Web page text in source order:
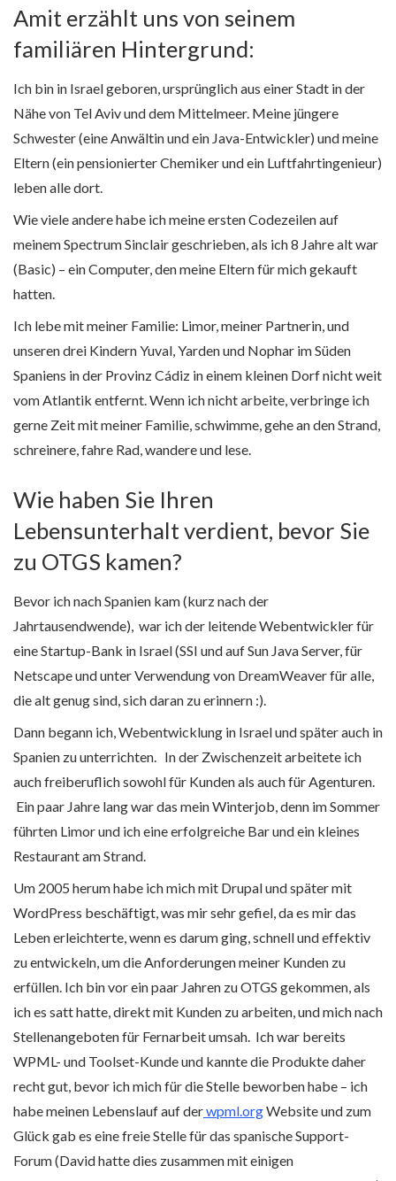
Amit erzählt uns von seinem
familiären Hintergrund:
Ich bin in Israel geboren, ursprünglich aus einer Stadt in der
Nähe von Tel Aviv und dem Mittelmeer. Meine jüngere
Schwester (eine Anwältin und ein Java-Entwickler) und meine
Eltern (ein pensionierter Chemiker und ein Luftfahrtingenieur)
leben alle dort.
Wie viele andere habe ich meine ersten Codezeilen auf
meinem Spectrum Sinclair geschrieben, als ich 8 Jahre alt war
(Basic) – ein Computer, den meine Eltern für mich gekauft
hatten.
Ich lebe mit meiner Familie: Limor, meiner Partnerin, und
unseren drei Kindern Yuval, Yarden und Nophar im Süden
Spaniens in der Provinz Cádiz in einem kleinen Dorf nicht weit
vom Atlantik entfernt. Wenn ich nicht arbeite, verbringe ich
gerne Zeit mit meiner Familie, schwimme, gehe an den Strand,
schreinere, fahre Rad, wandere und lese.
Wie haben Sie Ihren
Lebensunterhalt verdient, bevor Sie
zu OTGS kamen?
Bevor ich nach Spanien kam (kurz nach der
Jahrtausendwende), war ich der leitende Webentwickler für
eine Startup-Bank in Israel (SSI und auf Sun Java Server, für
Netscape und unter Verwendung von DreamWeaver für alle,
die alt genug sind, sich daran zu erinnern :).
Dann begann ich, Webentwicklung in Israel und später auch in
Spanien zu unterrichten. In der Zwischenzeit arbeitete ich
auch freiberuflich sowohl für Kunden als auch für Agenturen.
Ein paar Jahre lang war das mein Winterjob, denn im Sommer
führten Limor und ich eine erfolgreiche Bar und ein kleines
Restaurant am Strand.
Um 2005 herum habe ich mich mit Drupal und später mit
WordPress beschäftigt, was mir sehr gefiel, da es mir das
Leben erleichterte, wenn es darum ging, schnell und effektiv
zu entwickeln, um die Anforderungen meiner Kunden zu
erfüllen. Ich bin vor ein paar Jahren zu OTGS gekommen, als
ich es satt hatte, direkt mit Kunden zu arbeiten, und mich nach
Stellenangeboten für Fernarbeit umsah. Ich war bereits
WPML- und Toolset-Kunde und kannte die Produkte daher
recht gut, bevor ich mich für die Stelle beworben habe – ich
habe meinen Lebenslauf auf derwpml.orgWebsite und zum
Glück gab es eine freie Stelle für das spanische Support-
Forum (David hatte dies zusammen mit einigen